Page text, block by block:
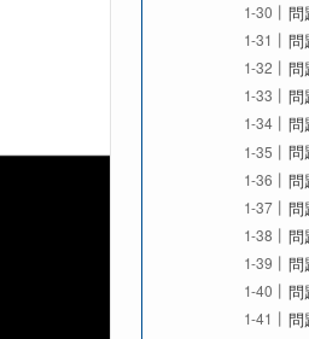
問
問
問
問
問
問
問
問
問
問
問
問